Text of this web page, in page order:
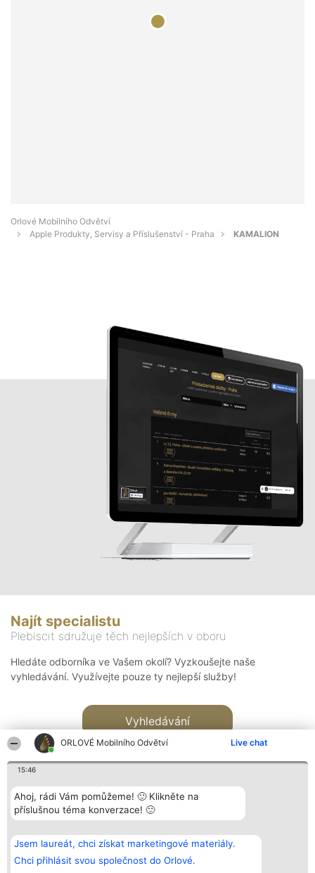
ORLOVÉ Mobilního Odvětví Live chat
15:46
Ahoj, rádi Vám pomůžeme! 🙂 Klikněte na
příslušnou téma konverzace! 🙂
Jsem laureát, chci získat marketingové materiály.
Chci přihlásit svou společnost do Orlové.
Orlové Mobilního Odvětví
Apple Produkty, Servisy a Příslušenství - Praha
KAMALION
Najít specialistu
Plebiscit sdružuje těch nejlepších v oboru
Hledáte odborníka ve Vašem okolí? Vyzkoušejte naše
vyhledávání. Využívejte pouze ty nejlepší služby!
Vyhledávání
Bright Side Solutions sp. z o.
o. sp. k.
ul. Ruska 22
Wrocław 50-079
Vítězové
Seznam všech
laureátů
Zásady
Kontakt